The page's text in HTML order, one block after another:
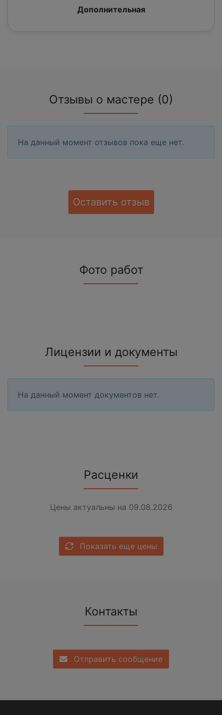
Дополнительная
Отзывы о мастере (0)
На данный момент отзывов пока еще нет.
Оставить отзыв
Фото работ
Лицензии и документы
На данный момент документов нет.
Расценки
Цены актуальны на 09.08.2026
Показать еще цены
Контакты
Отправить сообщение